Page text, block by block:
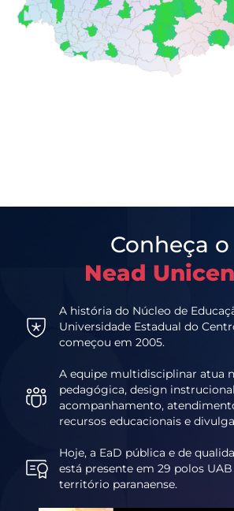
Conheça o
Nead
A história do Núcleo de
Universidade Estadual do
começou em 2005.
A equipe multidisciplinar atua
pedagógica, design
acompanhamento,
recursos educacionais e
Hoje, a EaD pública e de
está presente em 29 polos
território paranaense.